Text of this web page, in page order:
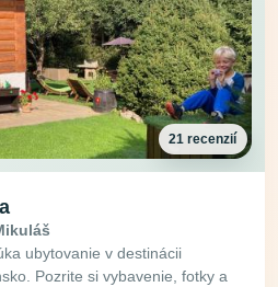
21 recenzií
ubytovanie v destinácii
Pozrite si vybavenie, fotky a